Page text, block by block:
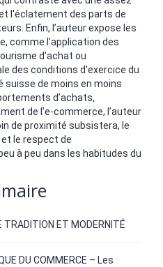
l'éclatement des parts de
Enfin, l’auteur expose les
comme l'application des
d'achat ou
des conditions d'exercice du
suisse de moins en moins
d’achats,
de l’e-commerce, l’auteur
de proximité subsistera, le
le respect de
à peu dans les habitudes du
TRADITION ET MODERNITÉ
DU COMMERCE – Les